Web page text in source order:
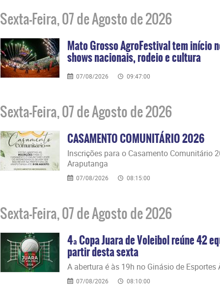
Sexta-Feira, 07 de Agosto de 2026
Mato Grosso AgroFestival tem início
shows nacionais, rodeio e cultura
07/08/2026 09:47:00
Sexta-Feira, 07 de Agosto de 2026
CASAMENTO COMUNITÁRIO 2026
​Inscrições para o Casamento Comunitário
Araputanga
07/08/2026 08:15:00
Sexta-Feira, 07 de Agosto de 2026
4ª Copa Juara de Voleibol reúne 42
partir desta sexta
​A abertura é às 19h no Ginásio de Esportes
07/08/2026 08:10:00